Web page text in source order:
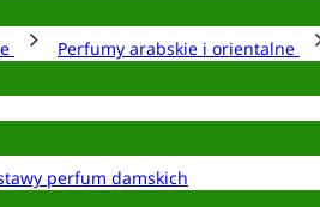
Perfumy arabskie i orientalne
perfum damskich